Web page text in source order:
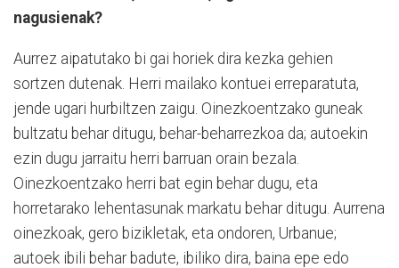
nagusienak?
Aurrez aipatutako bi gai horiek dira kezka gehien
sortzen dutenak. Herri mailako kontuei erreparatuta,
jende ugari hurbiltzen zaigu. Oinezkoentzako guneak
bultzatu behar ditugu, behar-beharrezkoa da; autoekin
ezin dugu jarraitu herri barruan orain bezala.
Oinezkoentzako herri bat egin behar dugu, eta
horretarako lehentasunak markatu behar ditugu. Aurrena
oinezkoak, gero bizikletak, eta ondoren, Urbanue;
autoek ibili behar badute, ibiliko dira, baina epe edo